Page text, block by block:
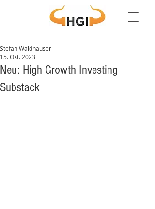
Neu: High Growth Investing
Substack
Stefan Waldhauser
15. Okt. 2023